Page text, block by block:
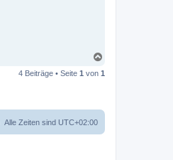
c
e
4 Beiträge • Seite 1 von 1
Alle Zeiten sind UTC+02:00